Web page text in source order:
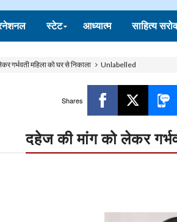
स्टेट आध्यात्म साहित्य
Unlabelled
गर्भवती महिला को घर से निकाला
Shares
दहेज की मांग को लेकर